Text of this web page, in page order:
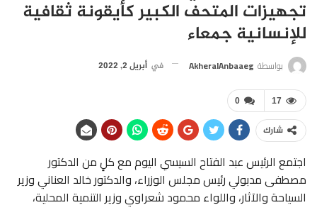
تجهيزات المتحف الكبير كأيقونة ثقافية
للإنسانية جمعاء
بواسطة AkheralAnbaaeg في أبريل 2, 2022
0 17
شارك
اجتمع الرئيس عبد الفتاح السيسي اليوم مع كلٍ من الدكتور
مصطفى مدبولي رئيس مجلس الوزراء، والدكتور خالد العناني وزير
السياحة والآثار، واللواء محمود شعراوي وزير التنمية المحلية،